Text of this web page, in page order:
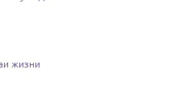
жизни